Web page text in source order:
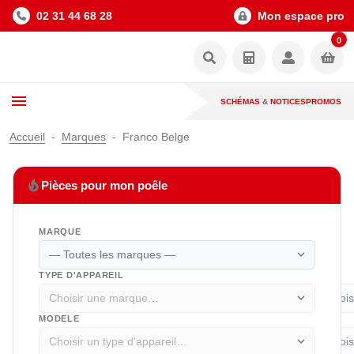
02 31 44 68 28 Mon espace pro
0
SCHÉMAS & NOTICESPROMOS
Accueil Marques Franco Belge
local_fire_department Pièces pour mon poêle
MARQUE
expand_more
TYPE D'APPAREIL
expand_more
MODELE
expand_more